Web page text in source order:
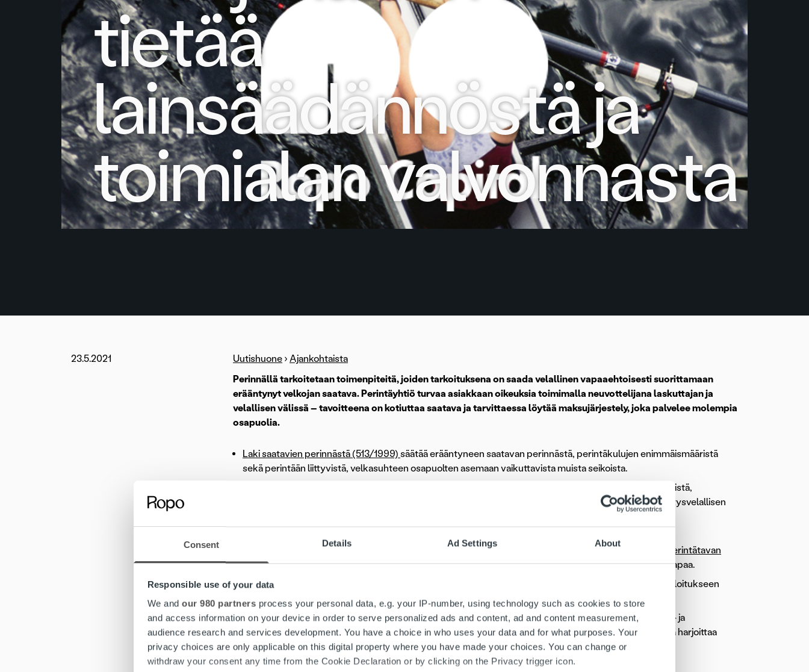
Consent Details Ad Settings About
Responsible use of your data
We and our 980 partners process your personal data, e.g. your IP-number, using technology such as cookies to store
and access information on your device in order to serve personalized ads and content, ad and content measurement,
audience research and services development. You have a choice in who uses your data and for what purposes. Your
privacy choices are only applicable on this digital property where you have made your choices. You can change or
withdraw your consent any time from the Cookie Declaration or by clicking on the Privacy trigger icon.
tietää
lainsäädännöstä ja
toimialan valvonnasta
23.5.2021 Uutishuone › Ajankohtaista
Perinnällä tarkoitetaan toimenpiteitä, joiden tarkoituksena on saada velallinen vapaaehtoisesti suorittamaan
erääntynyt velkojan saatava.Perintäyhtiö turvaa asiakkaan oikeuksia toimimalla neuvottelijana laskuttajan ja
velallisen välissä – tavoitteena on kotiuttaa saatava ja tarvittaessa löytää maksujärjestely, joka palvelee molempia
osapuolia.
Laki saatavien perinnästä (513/1999) säätää erääntyneen saatavan perinnästä, perintäkulujen enimmäismääristä
sekä perintään liittyvistä, velkasuhteen osapuolten asemaan vaikuttavista muista seikoista.
1.1.2021 alkaen ensimmäistä kertaa myös muiden kuin kuluttajasaatavien perintäkulujen enimmäismääristä,
perintätoimien aikarajoista ja kulukorvaukseen oikeuttavien perintätoimien enimmäismääristä sekä yritysvelallisen
kokonaiskuluvastuusta on säädetty laissa. Väliaikainen laki koskee lain voimassaoloaikana tehtyjä
perintätoimenpiteitä – sitä ei sovelleta takautuvasti.
Hyvän perintätavan mukaista toimintaa ohjaavat myösKuluttajansuojalaki ja Kuluttajaviraston
hyvän perintätavan
periaatteet. Ropon perintäprosessit noudattavat aina voimassa olevaa lainsäädäntöä ja hyvää perintätapaa.
Saatavaa voi periä alkuperäinen velkoja tai toimeksisaaja, esimerkiksi perintätoimisto. Alkuperäinen veloitukseen
oikeuttava sopimussuhde on aina velkojan ja tämän asiakkaan, eli velallisen, välillä.
Etelä-Suomen aluehallintovirasto AVI ylläpitää perintätoiminnan harjoittajien rekisteriä ja ohjaa selvitys- ja
valvontatoimenpiteillään rekisteriin merkittyjen yritysten toimintaa. Vain rekisteriin merkitty toimija saa harjoittaa
ammattimaista perintätoimintaa. Ropon perintäliiketoiminta kuuluu AVIn valvonnan piiriin.
Perintäkulujen enimmäismäärää säännellään saatavien perinnästä annetulla lailla. Aiemmin laki sisälsi